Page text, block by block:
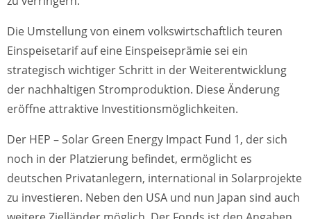
Die Umstellung von einem volkswirtschaftlich teuren
Einspeisetarif auf eine Einspeiseprämie sei ein
strategisch wichtiger Schritt in der Weiterentwicklung
der nachhaltigen Stromproduktion. Diese Änderung
eröffne attraktive Investitionsmöglichkeiten.
Der HEP – Solar Green Energy Impact Fund 1, der sich
noch in der Platzierung befindet, ermöglicht es
deutschen Privatanlegern, international in Solarprojekte
zu investieren. Neben den USA und nun Japan sind auch